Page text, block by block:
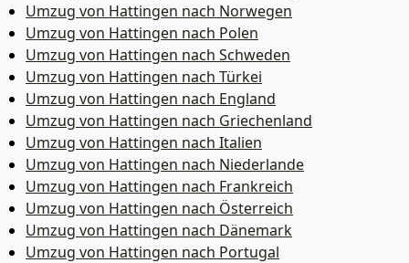
Umzug von Hattingen nach Norwegen
Umzug von Hattingen nach Polen
Umzug von Hattingen nach Schweden
Umzug von Hattingen nach Türkei
Umzug von Hattingen nach England
Umzug von Hattingen nach Griechenland
Umzug von Hattingen nach Italien
Umzug von Hattingen nach Niederlande
Umzug von Hattingen nach Frankreich
Umzug von Hattingen nach Österreich
Umzug von Hattingen nach Dänemark
Umzug von Hattingen nach Portugal